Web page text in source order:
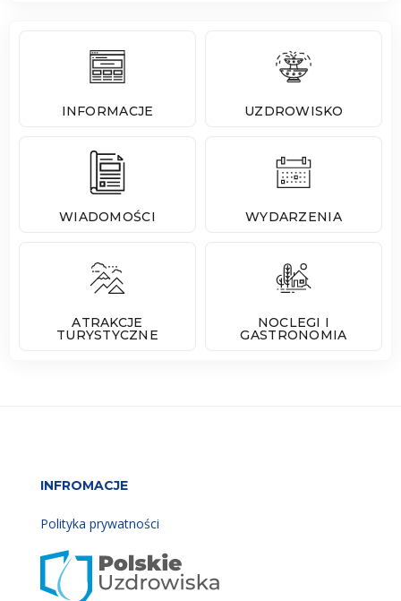
INFORMACJE UZDROWISKO
WIADOMOŚCI WYDARZENIA
ATRAKCJE
TURYSTYCZNE
NOCLEGI I
GASTRONOMIA
INFROMACJE
Polityka prywatności